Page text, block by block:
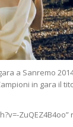
a Sanremo
in gara il
ZuQEZ4B4oo”